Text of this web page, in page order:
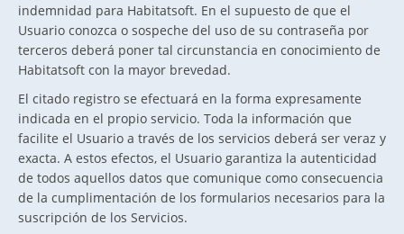
indemnidad para Habitatsoft. En el supuesto de que el
Usuario conozca o sospeche del uso de su contraseña por
terceros deberá poner tal circunstancia en conocimiento de
Habitatsoft con la mayor brevedad.
El citado registro se efectuará en la forma expresamente
indicada en el propio servicio. Toda la información que
facilite el Usuario a través de los servicios deberá ser veraz y
exacta. A estos efectos, el Usuario garantiza la autenticidad
de todos aquellos datos que comunique como consecuencia
de la cumplimentación de los formularios necesarios para la
suscripción de los Servicios.